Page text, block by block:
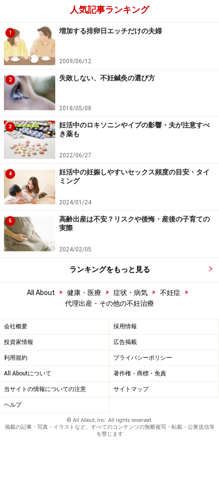
人気記事ランキング
1 増加する排卵日エッチだけの夫婦
2009/06/12
2 失敗しない、不妊鍼灸の選び方
2018/05/08
3
妊活中のロキソニンやイブの影響・夫が注意すべ
き薬も
2022/06/27
4
妊活中の妊娠しやすいセックス頻度の目安・タイ
ミング
2024/01/24
5
高齢出産は不安？リスクや後悔・産後の子育ての
実際
2024/02/05
ランキングをもっと見る
All About > 健康・医療 > 症状・病気 > 不妊症
>
代理出産・その他の不妊治療
会社概要 採用情報
投資家情報 広告掲載
利用規約 プライバシーポリシー
All Aboutについて 著作権・商標・免責
当サイトの情報についての注意 サイトマップ
ヘルプ
© All About, Inc. All rights reserved.
掲載の記事・写真・イラストなど、すべてのコンテンツの無断複写・転載・公衆送信等
を禁じます